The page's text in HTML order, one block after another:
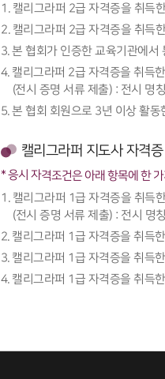
캘리그라퍼 2급 자격증을 취득
캘리그라퍼 2급 자격증을 취득
본 협회가 인증한 교육기관에
캘리그라퍼 2급 자격증을 취득
(전시 증명 서류 제출) : 전시 명
본 협회 회원으로 3년 이상 활동
캘리그라퍼 지도사 자격
* 응시 자격조건은 아래 항목에 한
캘리그라퍼 1급 자격증을 취득
(전시 증명 서류 제출) : 전시 명
캘리그라퍼 1급 자격증을 취득
캘리그라퍼 1급 자격증을 취득
캘리그라퍼 1급 자격증을 취득